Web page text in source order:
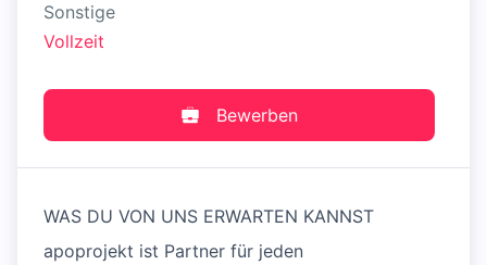
Sonstige
Vollzeit
Bewerben
WAS DU VON UNS ERWARTEN KANNST
apoprojekt ist Partner für jeden